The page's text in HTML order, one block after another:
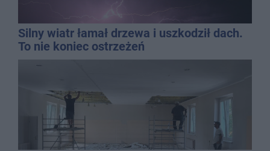
Silny wiatr łamał drzewa i uszkodził dach.
To nie koniec ostrzeżeń